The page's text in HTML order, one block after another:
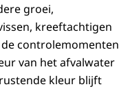
groei,
kreeftachtigen
controlemomenten
van het afvalwater
kleur blijft